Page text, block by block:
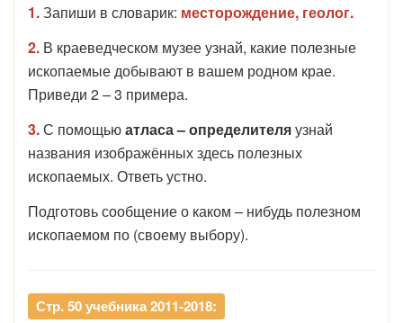
1.Запиши в словарик: месторождение, геолог.
2. В краеведческом музее узнай, какие полезные
ископаемые добывают в вашем родном крае.
Приведи 2 – 3 примера.
3.С помощьюатласа –определителяузнай
названия изображённых здесь полезных
ископаемых. Ответь устно.
Подготовь сообщение о каком – нибудь полезном
ископаемом по (своему выбору).
Стр. 50 учебника 2011-2018: